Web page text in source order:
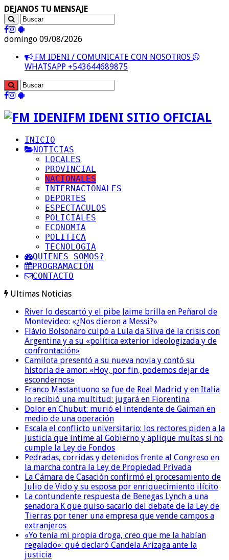
DEJANOS TU MENSAJE
domingo 09/08/2026
FM IDENI / COMUNICATE CON NOSOTROS
WHATSAPP +543644689875
FM IDENI SITIO OFICIAL
INICIO
NOTICIAS
LOCALES
PROVINCIAL
NACIONALES
INTERNACIONALES
DEPORTES
ESPECTACULOS
POLICIALES
ECONOMIA
POLITICA
TECNOLOGIA
QUIENES SOMOS?
PROGRAMACIÓN
CONTACTO
Ultimas Noticias
River lo descartó y el pibe Jaime brilla en Peñarol de
Montevideo: «¿Nos dieron a Messi?»
Flávio Bolsonaro culpó a Lula da Silva de la crisis con
Argentina y a su «política exterior ideologizada y de
confrontación»
Camilota presentó a su nueva novia y contó su
historia de amor: «Hoy, por fin, podemos dejar de
escondernos»
Franco Mastantuono se fue de Real Madrid y en Italia
lo recibió una multitud: jugará en Fiorentina
Dolor en Chubut: murió el intendente de Gaiman en
medio de una operación
Escala el conflicto universitario: los rectores piden a la
Justicia que intime al Gobierno y aplique multas si no
cumple la Ley de Fondos
Pedradas, corridas y detenidos frente al Congreso en
la marcha contra la Ley de Propiedad Privada
La Cámara de Casación confirmó el procesamiento de
Julio de Vido y su esposa por enriquecimiento ilícito
La contundente respuesta de Benegas Lynch a una
senadora K que quiso sacarlo del debate de la Ley de
Tierras por tener una empresa que vende campos a
extranjeros
«Yo tenía mi propia droga, creo que me la habían
regalado»: qué declaró Candela Arizaga ante la
justicia